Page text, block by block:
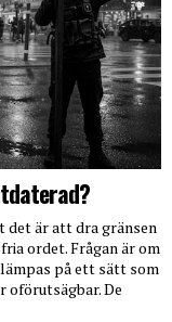
det är att dra gränsen
ordet. Frågan är om
på ett sätt som
De